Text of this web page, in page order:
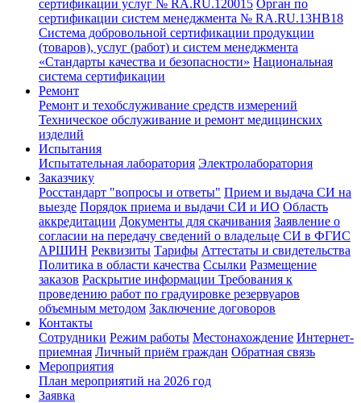
сертификации услуг № RA.RU.120015 Орган по
сертификации систем менеджмента № RA.RU.13HB18
Система добровольной сертификации продукции
(товаров), услуг (работ) и систем менеджмента
«Стандарты качества и безопасности» Национальная
система сертификации
Ремонт
Ремонт и техобслуживание средств измерений
Техническое обслуживание и ремонт медицинских
изделий
Испытания
Испытательная лаборатория Электролаборатория
Заказчику
Росстандарт "вопросы и ответы" Прием и выдача СИ на
выезде Порядок приема и выдачи СИ и ИО Область
аккредитации Документы для скачивания Заявление о
согласии на передачу сведений о владельце СИ в ФГИС
АРШИН Реквизиты Тарифы Аттестаты и свидетельства
Политика в области качества Ссылки Размещение
заказов Раскрытие информации Требования к
проведению работ по градуировке резервуаров
объемным методом Заключение договоров
Контакты
Сотрудники Режим работы Местонахождение Интернет-
приемная Личный приём граждан Обратная связь
Мероприятия
План мероприятий на 2026 год
Заявка